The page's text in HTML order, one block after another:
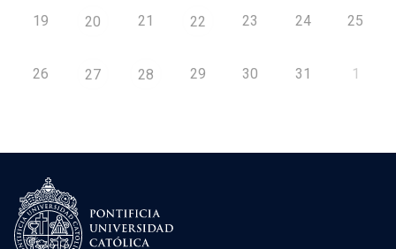
19 20 21 22 23 24 25
26 27 28 29 30 31 1